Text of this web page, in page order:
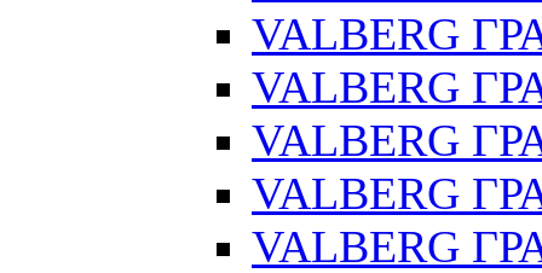
VALBERG
VALBERG
VALBERG
VALBERG
VALBERG